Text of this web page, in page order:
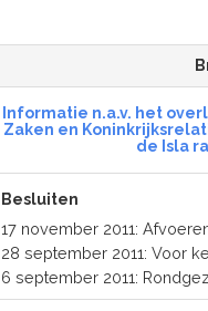
Informatie n.a.v. het
Zaken en
de Isla
Besluiten
17 november 2011:
28 september 2011: Voor
6 september 2011: